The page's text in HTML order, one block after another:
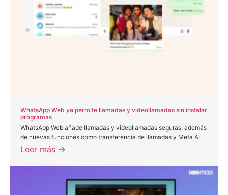
WhatsApp Web ya permite llamadas y videollamadas sin instalar
programas
WhatsApp Web añade llamadas y videollamadas seguras, además
de nuevas funciones como transferencia de llamadas y Meta AI.
Leer más →